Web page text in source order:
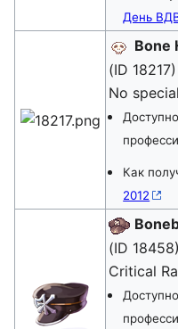
День
Bone
(ID 18217)
No
Как
2012
(ID 18458)
Critical